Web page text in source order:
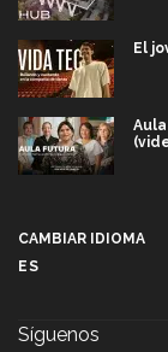
El
CAMBIAR IDIOMA
ES
Síguenos